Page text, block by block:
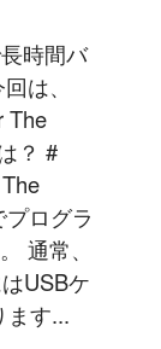
時間バ
は、
The
？ #
ログラ
通常、
USBケ
ます...